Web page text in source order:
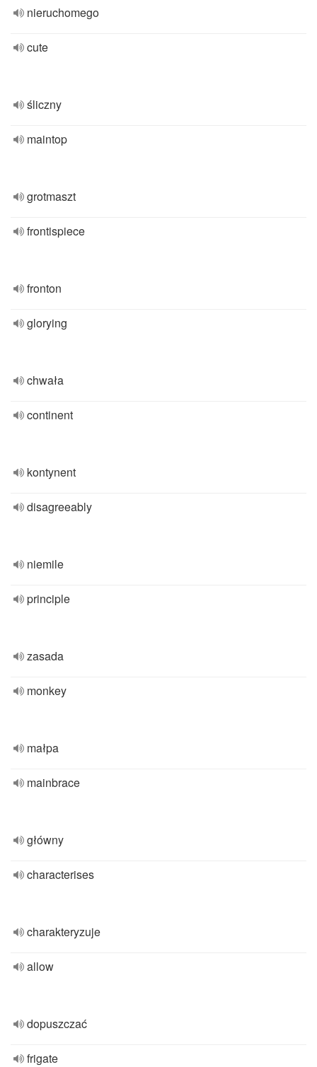
nieruchomego
cute
śliczny
maintop
grotmaszt
frontispiece
fronton
glorying
chwała
continent
kontynent
disagreeably
niemile
principle
zasada
monkey
małpa
mainbrace
główny
characterises
charakteryzuje
allow
dopuszczać
frigate